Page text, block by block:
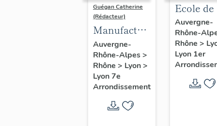
Guégan Catherine
(Rédacteur)
Manufacture
lyonnaise
de
confiserie
Noguier-
Viennois
Auvergne-
Rhône-Alpes>
Rhône > Lyon>
Lyon 7e
Arrondissement
Ecole
des
puis
La
Diderot
Auvergne-
Rhône-
Rhône >
Lyon 1er